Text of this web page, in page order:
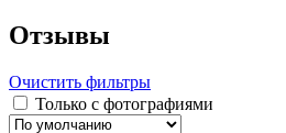
Отзывы
Очистить фильтры
Только с фотографиями